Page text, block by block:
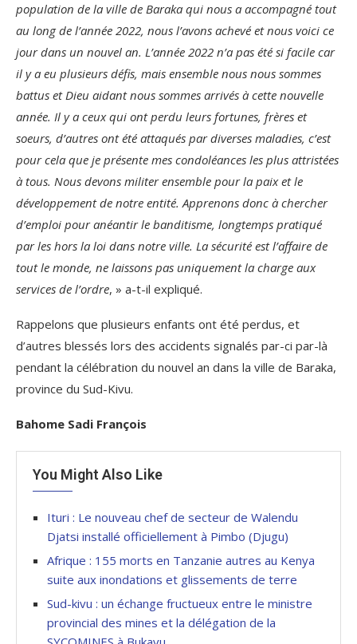
population de la ville de Baraka qui nous a accompagné tout
au long de l’année 2022, nous l’avons achevé et nous voici ce
jour dans un nouvel an. L’année 2022 n’a pas été si facile car
il y a eu plusieurs défis, mais ensemble nous nous sommes
battus et Dieu aidant nous sommes arrivés à cette nouvelle
année. Il y a ceux qui ont perdu leurs fortunes, frères et
soeurs, d’autres ont été attaqués par diverses maladies, c’est
pour cela que je présente mes condoléances les plus attristées
à tous. Nous devons militer ensemble pour la paix et le
développement de notre entité. Apprenons donc à chercher
d’emploi pour anéantir le banditisme, longtemps pratiqué
par les hors la loi dans notre ville. La sécurité est l’affaire de
tout le monde, ne laissons pas uniquement la charge aux
services de l’ordre, » a-t-il expliqué.
Rappelons que plusieurs enfants ont été perdus, et
d’autres blessés lors des accidents signalés par-ci par-là
pendant la célébration du nouvel an dans la ville de Baraka,
province du Sud-Kivu.
Bahome Sadi François
You Might Also Like
Ituri : Le nouveau chef de secteur de Walendu
Djatsi installé officiellement à Pimbo (Djugu)
Afrique : 155 morts en Tanzanie autres au Kenya
suite aux inondations et glissements de terre
Sud-kivu : un échange fructueux entre le ministre
provincial des mines et la délégation de la